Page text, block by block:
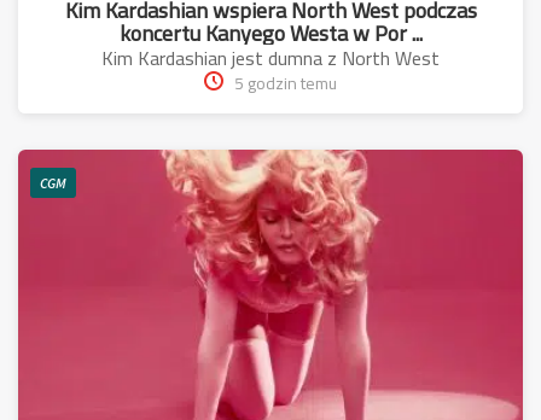
Kim Kardashian wspiera North West podczas
koncertu Kanyego Westa w Por ...
Kim Kardashian jest dumna z North West
5 godzin temu
CGM